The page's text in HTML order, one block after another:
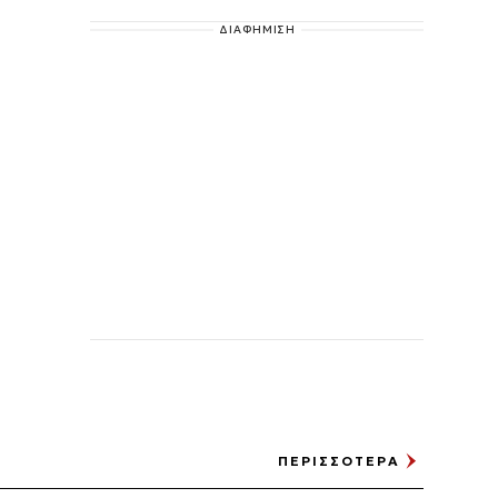
ΔΙΑΦΗΜΙΣΗ
ΠΕΡΙΣΣΟΤΕΡΑ